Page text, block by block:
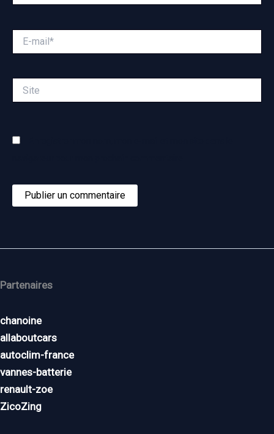
mail*
Partenaires
chanoine
allaboutcars
autoclim-france
vannes-batterie
renault-zoe
ZicoZing